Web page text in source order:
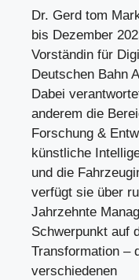
Dr. Gerd tom
bis Dezember
Vorständin für
Deutschen Bahn
Dabei
anderem die
Forschung &
künstliche
und die
verfügt sie über
Jahrzehnte
Schwerpunkt auf
Transformation –
verschiedenen